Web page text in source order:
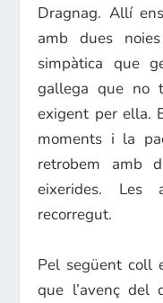
Dragnag. Allí
amb dues
simpàtica que
gallega que no
exigent per ella.
moments i la
retrobem amb
eixerides. Les
recorregut.
Pel següent coll
que l’avenç del